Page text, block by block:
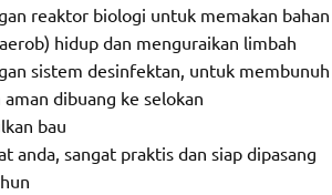
reaktor biologi untuk memakan bahan
hidup dan menguraikan limbah
sistem desinfektan, untuk membunuh
dibuang ke selokan
bau
sangat praktis dan siap dipasang